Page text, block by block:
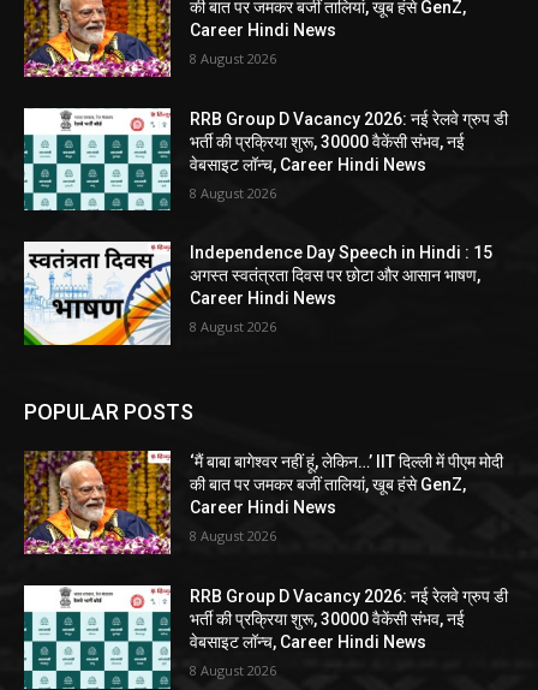
की बात पर जमकर बजीं तालियां, खूब हंसे GenZ,
Career Hindi News
8 August 2026
RRB Group D Vacancy 2026: नई रेलवे ग्रुप डी
भर्ती की प्रक्रिया शुरू, 30000 वैकेंसी संभव, नई
वेबसाइट लॉन्च, Career Hindi News
8 August 2026
Independence Day Speech in Hindi : 15
अगस्त स्वतंत्रता दिवस पर छोटा और आसान भाषण,
Career Hindi News
8 August 2026
POPULAR POSTS
‘मैं बाबा बागेश्वर नहीं हूं, लेकिन…’ IIT दिल्ली में पीएम मोदी
की बात पर जमकर बजीं तालियां, खूब हंसे GenZ,
Career Hindi News
8 August 2026
RRB Group D Vacancy 2026: नई रेलवे ग्रुप डी
भर्ती की प्रक्रिया शुरू, 30000 वैकेंसी संभव, नई
वेबसाइट लॉन्च, Career Hindi News
8 August 2026